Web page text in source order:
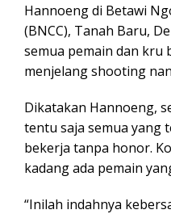
Hannoeng di Betawi
(BNCC), Tanah Baru,
semua pemain dan kru
menjelang shooting
Dikatakan Hannoeng,
tentu saja semua yang
bekerja tanpa honor.
kadang ada pemain
“Inilah indahnya